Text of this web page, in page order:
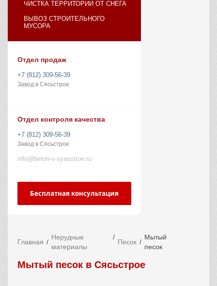
ЧИСТКА ТЕРРИТОРИИ ОТ СНЕГА
ВЫВОЗ СТРОИТЕЛЬНОГО
МУСОРА
Отдел продаж
+7 (812) 309-56-39
Завод в Сясьстрое
Отдел контроля качества
+7 (812) 309-56-39
Завод в Сясьстрое
info@beton-v-syasstroe.ru
Бесплатная консультация
Главная
Нерудные
материалы
Песок
Мытый
песок
Мытый песок в Сясьстрое